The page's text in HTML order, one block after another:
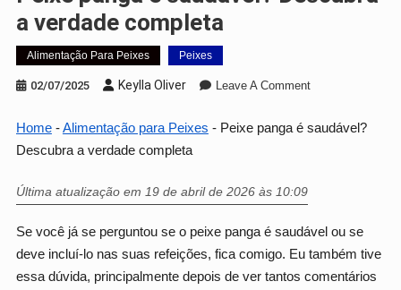
a verdade completa
Alimentação Para Peixes Peixes
02/07/2025 Keylla Oliver Leave A CommentOn
Panga
Home-Alimentação para Peixes - Peixe panga é saudável?
Descubra a verdade completa
Última atualização em 19 de abril de 2026 às 10:09
Se você já se perguntou se o peixe panga é saudável ou se
deve incluí-lo nas suas refeições, fica comigo. Eu também tive
essa dúvida, principalmente depois de ver tantos comentários